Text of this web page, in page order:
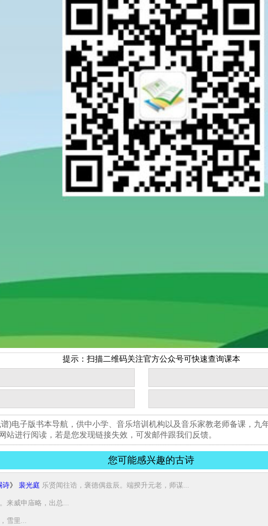
提示：扫描二维码关注官方公众号可快速查询课本
)电子版书本导航，供中小学、音乐培训机构以及音乐家教老师备课，
进行阅读，若是您发现链接失效，可发邮件跟我们反馈。
您可能感兴趣的古诗
诗》 裴光庭 乐贤闻往诰，褒德偶兹辰。端揆升元老，师谋...
来威申庙略，出总...
雪里...